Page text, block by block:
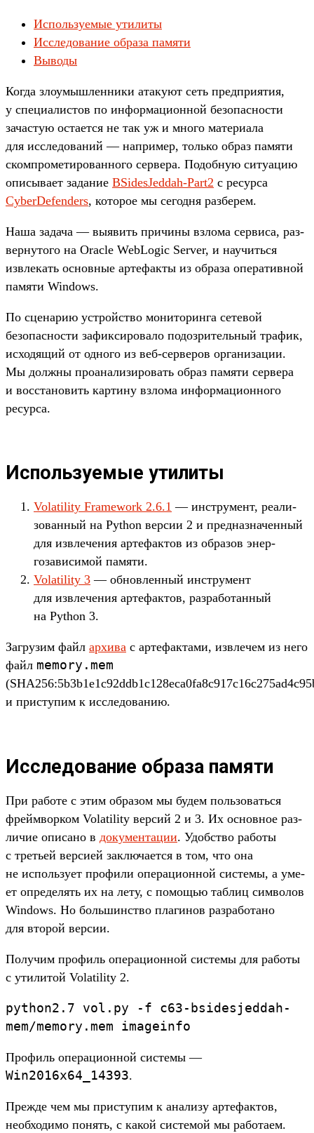
Используемые утилиты
Исследование образа памяти
Выводы
Ког­да зло­умыш­ленни­ки ата­куют сеть пред­при­ятия,
у спе­циалис­тов по информа­цион­ной безопас­ности
зачас­тую оста­ется не так уж и мно­го матери­ала
для иссле­дова­ний — нап­ример, толь­ко образ памяти
ском­про­мети­рован­ного сер­вера. Подоб­ную ситу­ацию
опи­сыва­ет задание BSidesJeddah-Part2 с ресур­са
CyberDefenders, которое мы сегод­ня раз­берем.
На­ша задача — выявить при­чины взло­ма сер­виса, раз­
верну­того на Oracle WebLogic Server, и научить­ся
извле­кать основные арте­фак­ты из обра­за опе­ратив­ной
памяти Windows.
По сце­нарию устрой­ство монито­рин­га сетевой
безопас­ности зафик­сирова­ло подоз­ритель­ный тра­фик,
исхо­дящий от одно­го из веб‑сер­веров орга­низа­ции.
Мы дол­жны про­ана­лизи­ровать образ памяти сер­вера
и вос­ста­новить кар­тину взло­ма информа­цион­ного
ресур­са.
Используемые утилиты
Volatility Framework 2.6.1 — инс­тру­мент, реали­
зован­ный на Python вер­сии 2 и пред­назна­чен­ный
для извле­чения арте­фак­тов из обра­зов энер­
гозави­симой памяти.
Volatility 3 — обновлен­ный инс­тру­мент
для извле­чения арте­фак­тов, раз­работан­ный
на Python 3.
Заг­рузим файл ар­хива с арте­фак­тами, извле­чем из него
файл memory. mem
и прис­тупим к иссле­дова­нию.
Исследование образа памяти
При работе с этим обра­зом мы будем поль­зовать­ся
фрей­мвор­ком Volatility вер­сий 2 и 3. Их основное раз­
личие опи­сано в до­кумен­тации. Удобс­тво работы
с треть­ей вер­сией зак­люча­ется в том, что она
не исполь­зует про­фили опе­раци­онной сис­темы, а уме­
ет опре­делять их на лету, с помощью таб­лиц сим­волов
Windows. Но боль­шинс­тво пла­гинов раз­работа­но
для вто­рой вер­сии.
По­лучим про­филь опе­раци­онной сис­темы для работы
с ути­литой Volatility 2.
python2. 7 vol. py -f c63- bsidesjeddah-
mem/memory. mem imageinfo
Про­филь опе­раци­онной сис­темы —
Win2016x64_14393.
Преж­де чем мы прис­тупим к ана­лизу арте­фак­тов,
необ­ходимо понять, с какой сис­темой мы работа­ем.